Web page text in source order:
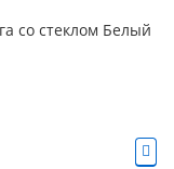
со стеклом Белый